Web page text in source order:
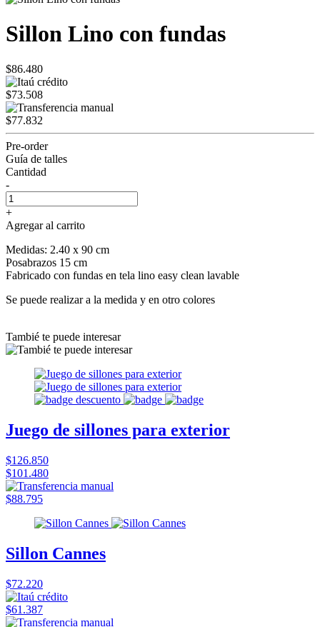
Sillon Lino con fundas
$86.480
$73.508
$77.832
Pre-order
Guía de talles
Cantidad
-
+
Agregar al carrito
Medidas: 2.40 x 90 cm
Posabrazos 15 cm
Fabricado con fundas en tela lino easy clean lavable
Se puede realizar a la medida y en otro colores
Tambié te puede interesar
Juego de sillones para exterior
$126.850
$101.480
$88.795
Sillon Cannes
$72.220
$61.387